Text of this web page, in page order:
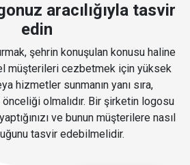
aracılığıyla tasvir
edin
şehrin konuşulan konusu haline
müşterileri cezbetmek için yüksek
hizmetler sunmanın yanı sıra,
olmalıdır. Bir şirketin logosu
ve bunun müşterilere nasıl
tasvir edebilmelidir.